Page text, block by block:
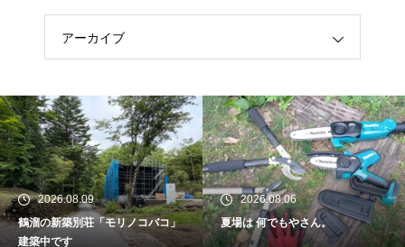
アーカイブ
2026.08.09
鶴溜の新築別荘「モリノコバコ」
建築中です
2026.08.06
夏場は 何でもやさん。